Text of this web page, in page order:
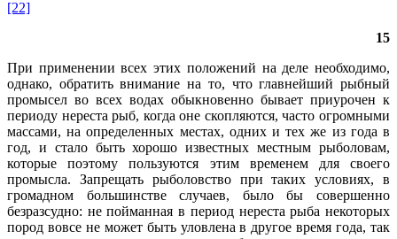
[22]
15
При применении всех этих положений на деле необходимо,
однако, обратить внимание на то, что главнейший рыбный
промысел во всех водах обыкновенно бывает приурочен к
периоду нереста рыб, когда оне скопляются, часто огромными
массами, на определенных местах, одних и тех же из года в
год, и стало быть хорошо известных местным рыболовам,
которые поэтому пользуются этим временем для своего
промысла. Запрещать рыболовство при таких условиях, в
громадном большинстве случаев, было бы совершенно
безразсудно: не пойманная в период нереста рыба некоторых
пород вовсе не может быть уловлена в другое время года, так